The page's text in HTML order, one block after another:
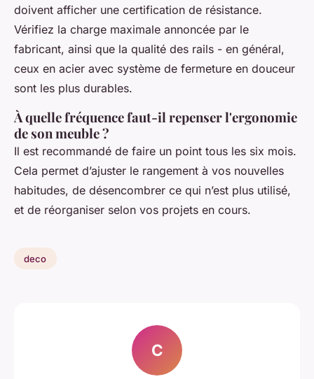
doivent afficher une certification de résistance.
Vérifiez la charge maximale annoncée par le
fabricant, ainsi que la qualité des rails - en général,
ceux en acier avec système de fermeture en douceur
sont les plus durables.
À quelle fréquence faut-il repenser l'ergonomie
de son meuble ?
Il est recommandé de faire un point tous les six mois.
Cela permet d’ajuster le rangement à vos nouvelles
habitudes, de désencombrer ce qui n’est plus utilisé,
et de réorganiser selon vos projets en cours.
deco
C